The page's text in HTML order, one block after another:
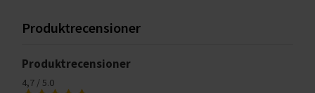
Produktrecensioner
Produktrecensioner
4,7 / 5.0